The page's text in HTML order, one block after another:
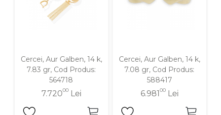
Cercei, Aur Galben, 14 k,
7.83 gr, Cod Produs:
564718
7.72000Lei
Cercei, Aur Galben, 14 k,
7.08 gr, Cod Produs:
588417
6.98100Lei